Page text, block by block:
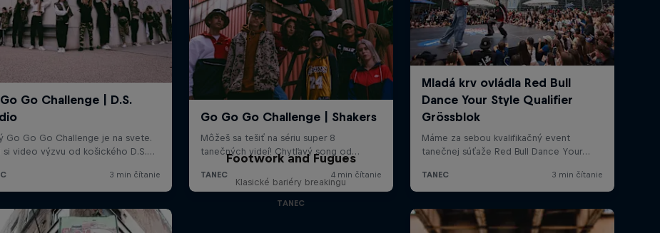
Footwork and Fugues
Klasické bariéry breakingu
TANEC